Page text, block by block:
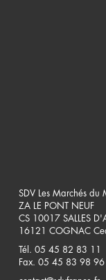
SDV Les Marchés du
ZA LE PONT NEUF
CS 10017 SALLES
16121
COGNAC
Tél. 05 45 82 83 11
Fax. 05 45 83 98 96